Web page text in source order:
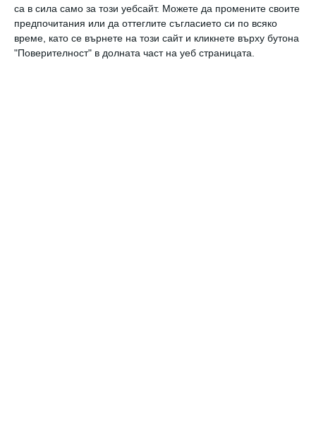
са в сила само за този уебсайт. Можете да промените своите
предпочитания или да оттеглите съгласието си по всяко
време, като се върнете на този сайт и кликнете върху бутона
"Поверителност" в долната част на уеб страницата.
5. Пълнозърнеста паста
Една порция пълнозърнеста паста съдържа